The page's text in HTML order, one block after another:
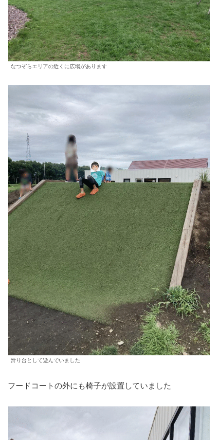
なつぞらエリアの近くに広場があります
滑り台として遊んでいました
フードコートの外にも椅子が設置していました